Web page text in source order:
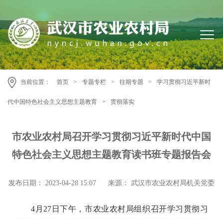
当前位置： 首页 > 专题专栏 > 往期专题 > 学习贯彻习近平新时
代中国特色社会主义思想主题教育 > 贯彻落实
市农业农村局召开学习贯彻习近平新时代中国
特色社会主义思想主题教育读书班专题报告会
发布日期： 2023-04-28 15:07 来源： 武汉市农业农村局机关党委
4月27日下午，市农业农村局组织召开学习贯彻习